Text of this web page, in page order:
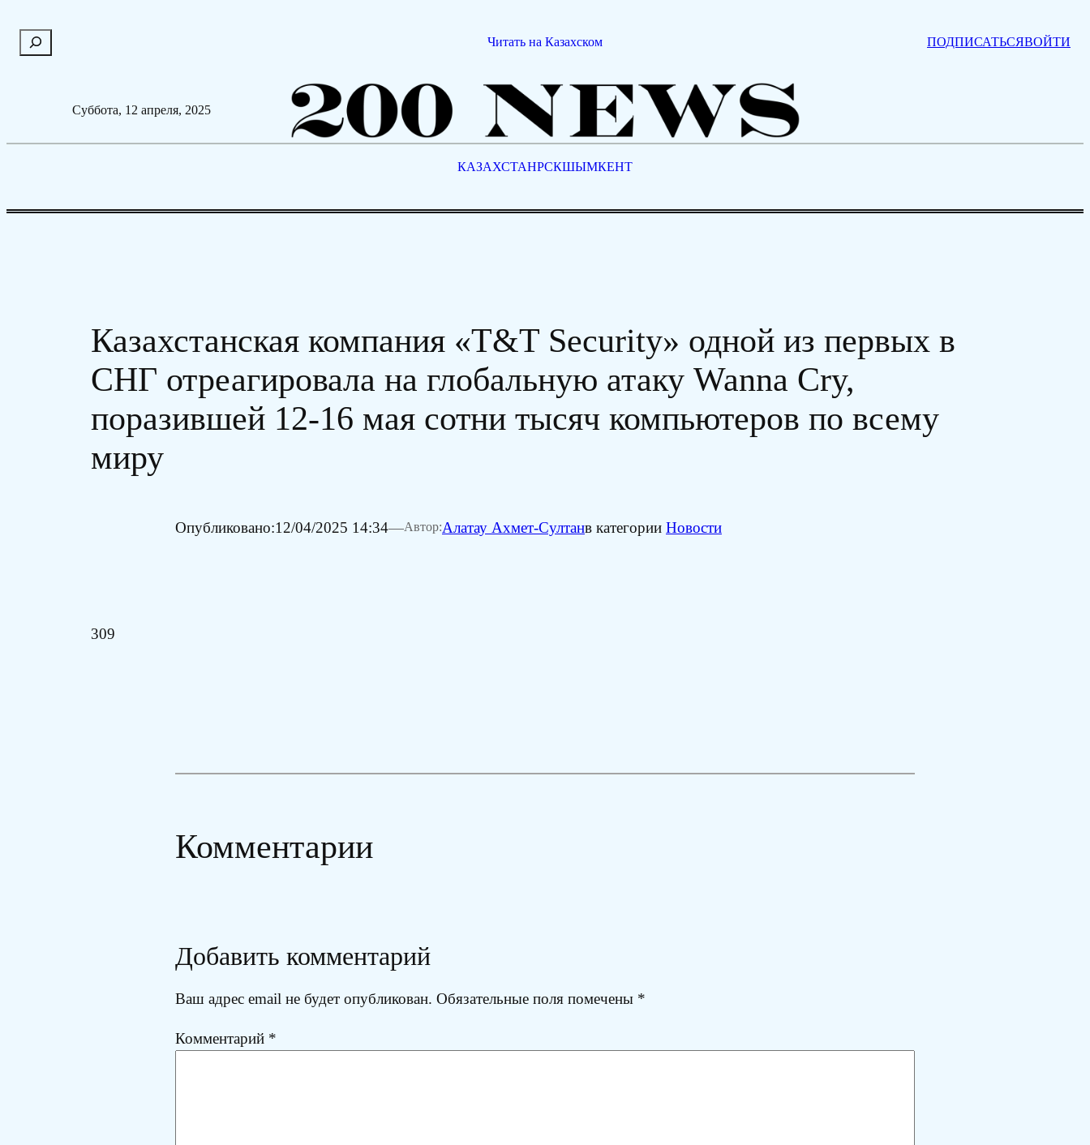
о
Читать на Казахском ПОДПИСАТЬСЯВОЙТИ
Суббота, 12 апреля, 2025
КАЗАХСТАНРСКШЫМКЕНТ
Казахстанская компания «T&T Security» одной из первых в
СНГ отреагировала на глобальную атаку Wanna Cry,
поразившей 12-16 мая сотни тысяч компьютеров по всему
миру
Опубликовано:12/04/2025 14:34—Автор:Алатау Ахмет-Султанв категории Новости
309
Комментарии
Добавить комментарий
Ваш адрес email не будет опубликован. Обязательные поля помечены *
Комментарий *